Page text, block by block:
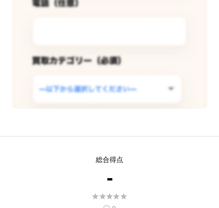
トする
人 がこの店舗での査定受付開始を希
望しています。
総合得点
-
